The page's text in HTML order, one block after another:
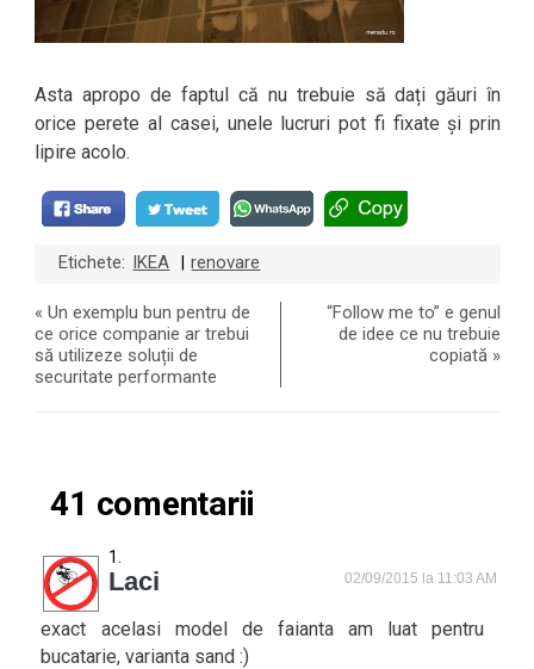
Asta apropo de faptul că nu trebuie să dați găuri în
orice perete al casei, unele lucruri pot fi fixate și prin
lipire acolo.
Etichete: IKEA renovare
«Un exemplu bun pentru de
ce orice companie ar trebui
să utilizeze soluții de
securitate performante
“Follow me to” e genul
de idee ce nu trebuie
copiată »
41 comentarii
Laci 02/09/2015 la 11:03 AM
exact acelasi model de faianta am luat pentru
bucatarie, varianta sand :)